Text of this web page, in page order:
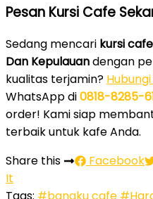
Pesan Kursi Cafe
Sedang mencari kursi
Dan Kepulauandengan
kualitas terjamin?
WhatsApp di0818-8285-
order! Kami siap
terbaik untuk kafe Anda.
Share this
Facebook
It